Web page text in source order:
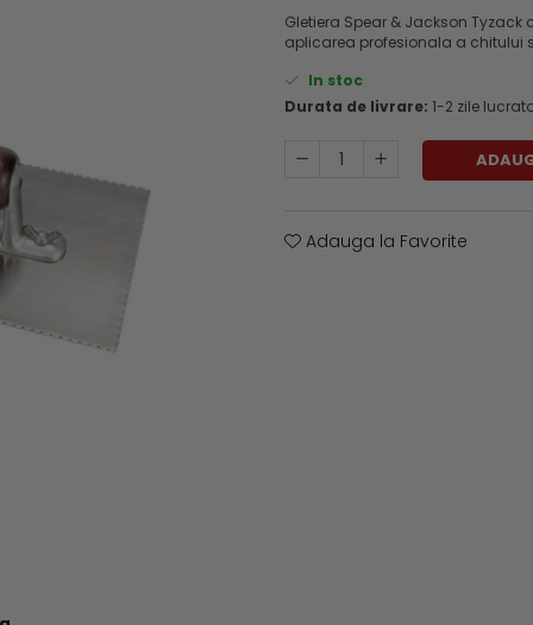
Gletiera Spear & Jackson
aplicarea profesionala a chitului
In stoc
Durata de livrare: 1-2 zile
Adauga la Favorite